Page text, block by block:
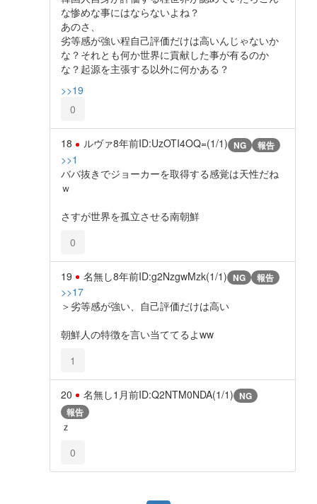
な惨めな事にはならないよね？
あのさ、
劣等感が強い程自己評価だけは高いんじゃないか
な？それとも何か世界に貢献した事が有るのか
な？起源を主張する以外に何かある？
>>19
0
18 ルヴァ8年前ID:UzOTI4OQ=(1/1) NG 報告
>>1
ババ抜きでジョーカーを取得する感覚は天性だね
ｗ
さすが世界を孤立させる南朝鮮
0
19 名無し8年前ID:g2NzgwMzk(1/1) NG 報告
>>17
＞劣等感が強い、自己評価だけは高い
朝鮮人の特徴を言い当ててるよww
1
20 名無し1月前ID:Q2NTM0NDA(1/1) NG
報告
ｚ
0